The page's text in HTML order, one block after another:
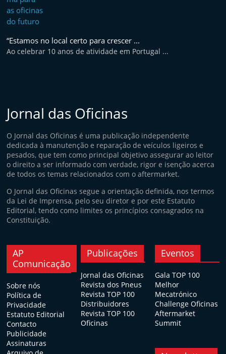
a
“Estamos no local certo para crescer ...
Ao celebrar 10 anos de atividade em Portugal ...
Jornal das Oficinas
O Jornal das Oficinas é uma publicação independente
dedicada à manutenção e reparação de veículos ligeiros e
pesados, que tem como principal objetivo assegurar ao leitor
o direito a ser informado com verdade, rigor e isenção acerca
de todos os temas relacionados com o aftermarket.
O Jornal das Oficinas segue a orientação definida, nos termos
da Lei de Imprensa, pelo seu diretor e por este Estatuto
Editorial, tendo como limites os princípios consagrados na
Constituição.
AP
Comunicação
Sobre nós
Política de
Privacidade
Estatuto Editorial
Contacto
Publicidade
Assinaturas
Publicações
Jornal das Oficinas
Revista dos Pneus
Revista TOP 100
Distribuidores
Revista TOP 100
Oficinas
Eventos
Gala TOP 100
Melhor
Mecatrónico
Challenge Oficinas
Aftermarket
Summit